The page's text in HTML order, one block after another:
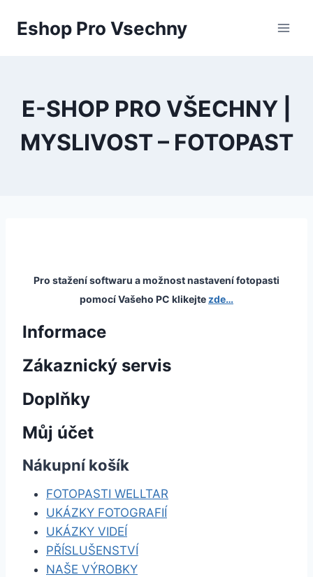
Eshop Pro Vsechny
E-SHOP PRO VŠECHNY |
MYSLIVOST – FOTOPAST
Pro stažení softwaru a možnost nastavení fotopasti
pomocí Vašeho PC klikejte zde…
Informace
Zákaznický servis
Doplňky
Můj účet
Nákupní košík
FOTOPASTI WELLTAR
UKÁZKY FOTOGRAFIÍ
UKÁZKY VIDEÍ
PŘÍSLUŠENSTVÍ
NAŠE VÝROBKY